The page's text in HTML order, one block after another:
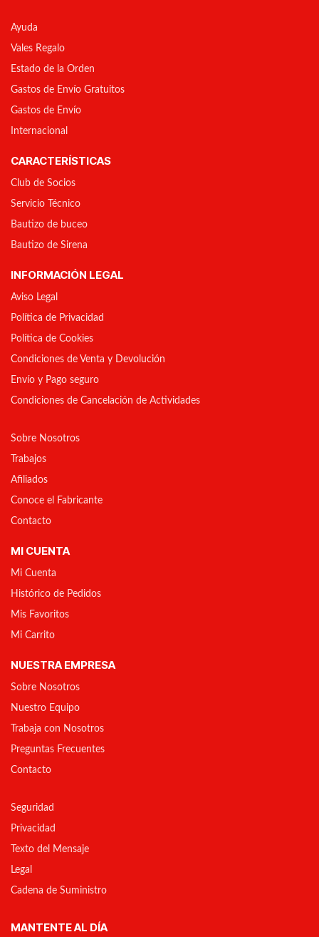
Ayuda
Vales Regalo
Estado de la Orden
Gastos de Envío Gratuitos
Gastos de Envío
Internacional
CARACTERÍSTICAS
Club de Socios
Servicio Técnico
Bautizo de buceo
Bautizo de Sirena
INFORMACIÓN LEGAL
Aviso Legal
Política de Privacidad
Política de Cookies
Condiciones de Venta y Devolución
Envío y Pago seguro
Condiciones de Cancelación de Actividades
Sobre Nosotros
Trabajos
Afiliados
Conoce el Fabricante
Contacto
MI CUENTA
Mi Cuenta
Histórico de Pedidos
Mis Favoritos
Mi Carrito
NUESTRA EMPRESA
Sobre Nosotros
Nuestro Equipo
Trabaja con Nosotros
Preguntas Frecuentes
Contacto
Seguridad
Privacidad
Texto del Mensaje
Legal
Cadena de Suministro
MANTENTE AL DÍA